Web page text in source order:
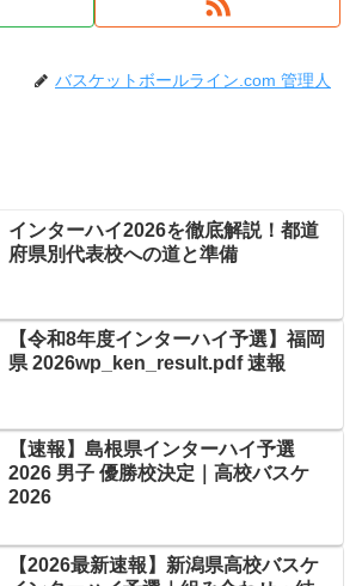
バスケットボールライン.com 管理人
インターハイ2026を徹底解説！都道
府県別代表校への道と準備
【令和8年度インターハイ予選】福岡
県 2026wp_ken_result.pdf 速報
【速報】島根県インターハイ予選
2026 男子 優勝校決定｜高校バスケ
2026
【2026最新速報】新潟県高校バスケ